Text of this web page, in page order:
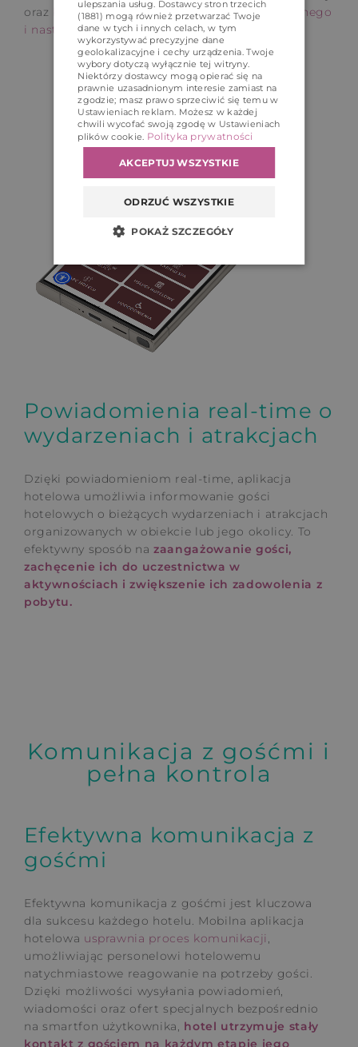
oraz buduje wizerunek obiektu jako nowoczesnego
i nastawionego na potrzeby klienta.
Powiadomienia real-time o
wydarzeniach i atrakcjach
Dzięki powiadomieniom real-time, aplikacja
hotelowa umożliwia informowanie gości
hotelowych o bieżących wydarzeniach i atrakcjach
organizowanych w obiekcie lub jego okolicy. To
efektywny sposób na zaangażowanie gości,
zachęcenie ich do uczestnictwa w
aktywnościach i zwiększenie ich zadowolenia z
pobytu.
Komunikacja z gośćmi i
pełna kontrola
Efektywna komunikacja z
gośćmi
Efektywna komunikacja z gośćmi jest kluczowa
dla sukcesu każdego hotelu. Mobilna aplikacja
hotelowa usprawnia proces komunikacji,
umożliwiając personelowi hotelowemu
natychmiastowe reagowanie na potrzeby gości.
Dzięki możliwości wysyłania powiadomień,
wiadomości oraz ofert specjalnych bezpośrednio
na smartfon użytkownika, hotel utrzymuje stały
kontakt z gościem na każdym etapie jego
ulepszania usług. Dostawcy stron trzecich
(1881) mogą również przetwarzać Twoje
dane w tych i innych celach, w tym
wykorzystywać precyzyjne dane
geolokalizacyjne i cechy urządzenia. Twoje
wybory dotyczą wyłącznie tej witryny.
Niektórzy dostawcy mogą opierać się na
prawnie uzasadnionym interesie zamiast na
zgodzie; masz prawo sprzeciwić się temu w
Ustawieniach reklam. Możesz w każdej
chwili wycofać swoją zgodę w Ustawieniach
plików cookie. Polityka prywatności
AKCEPTUJ WSZYSTKIE
ODRZUĆ WSZYSTKIE
POKAŻ SZCZEGÓŁY